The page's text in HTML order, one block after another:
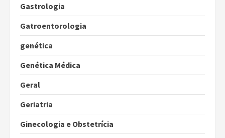
Gastrologia
Gatroentorologia
genética
Genética Médica
Geral
Geriatria
Ginecologia e Obstetrícia